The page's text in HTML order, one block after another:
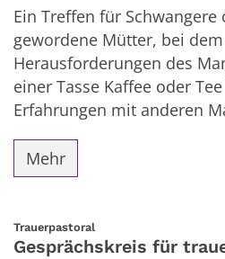
Ein Treffen für Schwangere
gewordene Mütter, bei
Herausforderungen des
einer Tasse Kaffee oder
Erfahrungen mit anderen
Mehr
Trauerpastoral
Gesprächskreis für